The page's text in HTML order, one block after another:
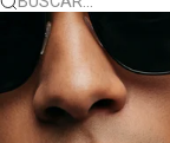
BUSCAR…